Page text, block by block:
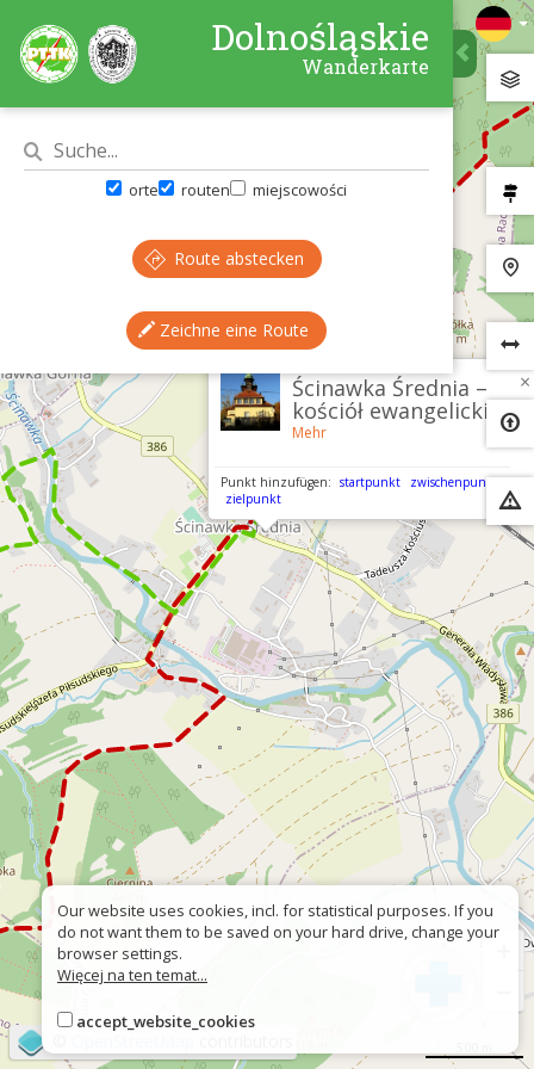
×
Ścinawka Średnia –
kościół ewangelicki
Mehr
Punkt hinzufügen: startpunkt
zwischenpunkt
zielpunkt
Dolnośląskie
Wanderkarte
orte routen miejscowości
Route abstecken
Zeichne eine Route
Our website uses cookies, incl. for statistical purposes. If you
do not want them to be saved on your hard drive, change your
browser settings.
Więcej na ten temat...
accept_website_cookies